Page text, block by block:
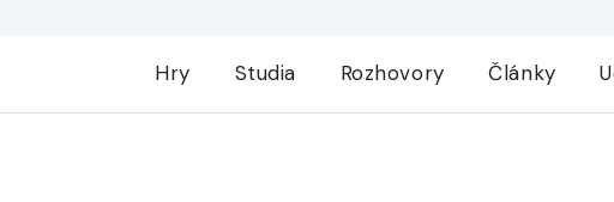
Hry Studia Rozhovory Články